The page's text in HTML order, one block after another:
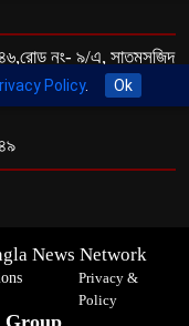
নং- ৯/এ, সাতমসজিদ
News Network
Privacy &
Policy
Group
Policy. Ok